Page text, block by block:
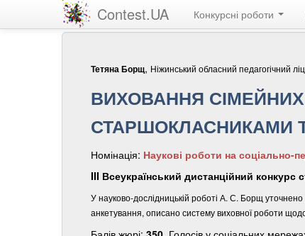
Contest.UA Конкурсні роботи
Тетяна Борщ, Ніжинський обласний педагогічний
ВИХОВАННЯ СІМЕЙНИХ
СТАРШОКЛАСНИКАМИ
Номінація: Наукові роботи на соціально-
III Всеукраїнський дистанційний конкурс
У науково-дослідницькій роботі А. С. Борщ уточнено
анкетування, описано систему виховної роботи